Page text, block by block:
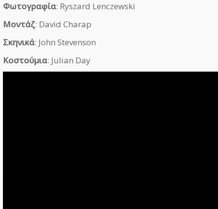
Φωτογραφία: Ryszard Lenczewski
Μοντάζ: David Charap
Σκηνικά: John Stevenson
Κοστούμια: Julian Day